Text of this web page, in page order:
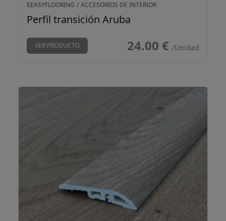
EEASYFLOORING / ACCESORIOS DE INTERIOR
Perfil transición Aruba
VER PRODUCTO 24.00 € /Unidad